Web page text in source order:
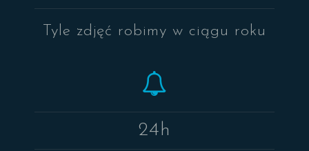
Tyle zdjęć robimy w ciągu roku
24h